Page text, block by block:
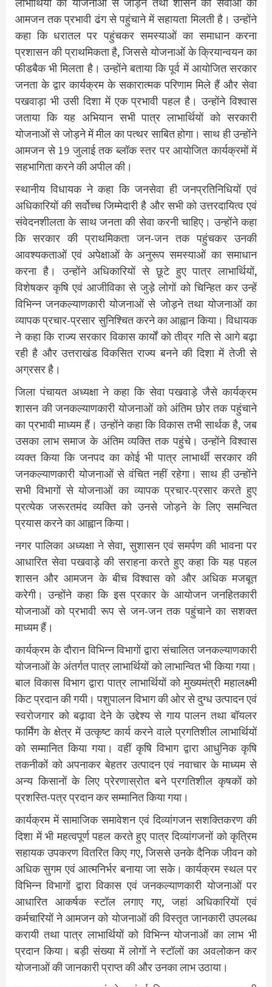
लाभार्थियों को योजनाओं से जोड़ने तथा शासन की सेवाओं को
आमजन तक प्रभावी ढंग से पहुंचाने में सहायता मिलती है। उन्होंने
कहा कि धरातल पर पहुंचकर समस्याओं का समाधान करना
प्रशासन की प्राथमिकता है, जिससे योजनाओं के क्रियान्वयन का
फीडबैक भी मिलता है। उन्होंने बताया कि पूर्व में आयोजित सरकार
जनता के द्वार कार्यक्रम के सकारात्मक परिणाम मिले हैं और सेवा
पखवाड़ा भी उसी दिशा में एक प्रभावी पहल है। उन्होंने विश्वास
जताया कि यह अभियान सभी पात्र लाभार्थियों को सरकारी
योजनाओं से जोड़ने में मील का पत्थर साबित होगा। साथ ही उन्होंने
आमजन से 19 जुलाई तक ब्लॉक स्तर पर आयोजित कार्यक्रमों में
सहभागिता करने की अपील की।
स्थानीय विधायक ने कहा कि जनसेवा ही जनप्रतिनिधियों एवं
अधिकारियों की सर्वोच्च जिम्मेदारी है और सभी को उत्तरदायित्व एवं
संवेदनशीलता के साथ जनता की सेवा करनी चाहिए। उन्होंने कहा
कि सरकार की प्राथमिकता जन-जन तक पहुंचकर उनकी
आवश्यकताओं एवं अपेक्षाओं के अनुरूप समस्याओं का समाधान
करना है। उन्होंने अधिकारियों से छूटे हुए पात्र लाभार्थियों,
विशेषकर कृषि एवं आजीविका से जुड़े लोगों को चिन्हित कर उन्हें
विभिन्न जनकल्याणकारी योजनाओं से जोड़ने तथा योजनाओं का
व्यापक प्रचार-प्रसार सुनिश्चित करने का आह्वान किया। विधायक
ने कहा कि राज्य सरकार विकास कार्यों को तीव्र गति से आगे बढ़ा
रही है और उत्तराखंड विकसित राज्य बनने की दिशा में तेजी से
अग्रसर है।
जिला पंचायत अध्यक्षा ने कहा कि सेवा पखवाड़े जैसे कार्यक्रम
शासन की जनकल्याणकारी योजनाओं को अंतिम छोर तक पहुंचाने
का प्रभावी माध्यम हैं। उन्होंने कहा कि विकास तभी सार्थक है, जब
उसका लाभ समाज के अंतिम व्यक्ति तक पहुंचे। उन्होंने विश्वास
व्यक्त किया कि जनपद का कोई भी पात्र लाभार्थी सरकार की
जनकल्याणकारी योजनाओं से वंचित नहीं रहेगा। साथ ही उन्होंने
सभी विभागों से योजनाओं का व्यापक प्रचार-प्रसार करते हुए
प्रत्येक जरूरतमंद व्यक्ति को उनसे जोड़ने के लिए समन्वित
प्रयास करने का आह्वान किया।
नगर पालिका अध्यक्षा ने सेवा, सुशासन एवं समर्पण की भावना पर
आधारित सेवा पखवाड़े की सराहना करते हुए कहा कि यह पहल
शासन और आमजन के बीच विश्वास को और अधिक मजबूत
करेगी। उन्होंने कहा कि इस प्रकार के आयोजन जनहितकारी
योजनाओं को प्रभावी रूप से जन-जन तक पहुंचाने का सशक्त
माध्यम हैं।
कार्यक्रम के दौरान विभिन्न विभागों द्वारा संचालित जनकल्याणकारी
योजनाओं के अंतर्गत पात्र लाभार्थियों को लाभान्वित भी किया गया।
बाल विकास विभाग द्वारा पात्र लाभार्थियों को मुख्यमंत्री महालक्ष्मी
किट प्रदान की गयी। पशुपालन विभाग की ओर से दुग्ध उत्पादन एवं
स्वरोजगार को बढ़ावा देने के उद्देश्य से गाय पालन तथा बॉयलर
फार्मिंग के क्षेत्र में उत्कृष्ट कार्य करने वाले प्रगतिशील लाभार्थियों
को सम्मानित किया गया। वहीं कृषि विभाग द्वारा आधुनिक कृषि
तकनीकों को अपनाकर बेहतर उत्पादन एवं नवाचार के माध्यम से
अन्य किसानों के लिए प्रेरणास्रोत बने प्रगतिशील कृषकों को
प्रशस्ति-पत्र प्रदान कर सम्मानित किया गया।
कार्यक्रम में सामाजिक समावेशन एवं दिव्यांगजन सशक्तिकरण की
दिशा में भी महत्वपूर्ण पहल करते हुए पात्र दिव्यांगजनों को कृत्रिम
सहायक उपकरण वितरित किए गए, जिससे उनके दैनिक जीवन को
अधिक सुगम एवं आत्मनिर्भर बनाया जा सके। कार्यक्रम स्थल पर
विभिन्न विभागों द्वारा विकास एवं जनकल्याणकारी योजनाओं पर
आधारित आकर्षक स्टॉल लगाए गए, जहां अधिकारियों एवं
कर्मचारियों ने आमजन को योजनाओं की विस्तृत जानकारी उपलब्ध
करायी तथा पात्र लाभार्थियों को विभिन्न योजनाओं का लाभ भी
प्रदान किया। बड़ी संख्या में लोगों ने स्टॉलों का अवलोकन कर
योजनाओं की जानकारी प्राप्त की और उनका लाभ उठाया।